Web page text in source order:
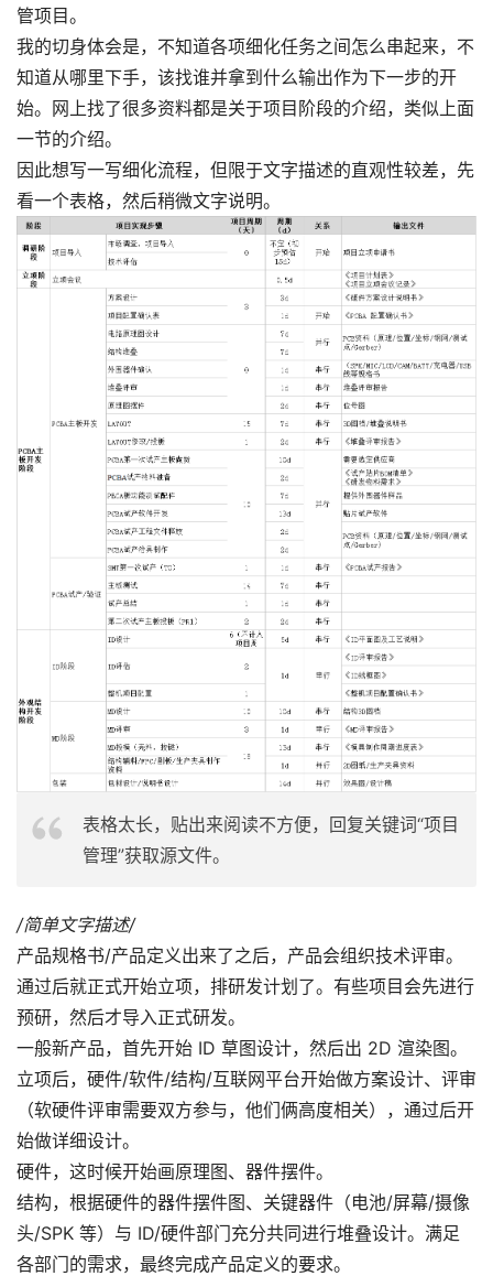
管项目。
我的切身体会是，不知道各项细化任务之间怎么串起来，不
知道从哪里下手，该找谁并拿到什么输出作为下一步的开
始。网上找了很多资料都是关于项目阶段的介绍，类似上面
一节的介绍。
因此想写一写细化流程，但限于文字描述的直观性较差，先
看一个表格，然后稍微文字说明。
表格太长，贴出来阅读不方便，回复关键词“项目
管理”获取源文件。
/简单文字描述/
产品规格书/产品定义出来了之后，产品会组织技术评审。
通过后就正式开始立项，排研发计划了。有些项目会先进行
预研，然后才导入正式研发。
一般新产品，首先开始 ID 草图设计，然后出 2D 渲染图。
立项后，硬件/软件/结构/互联网平台开始做方案设计、评审
（软硬件评审需要双方参与，他们俩高度相关），通过后开
始做详细设计。
硬件，这时候开始画原理图、器件摆件。
结构，根据硬件的器件摆件图、关键器件（电池/屏幕/摄像
头/SPK 等）与 ID/硬件部门充分共同进行堆叠设计。满足
各部门的需求，最终完成产品定义的要求。